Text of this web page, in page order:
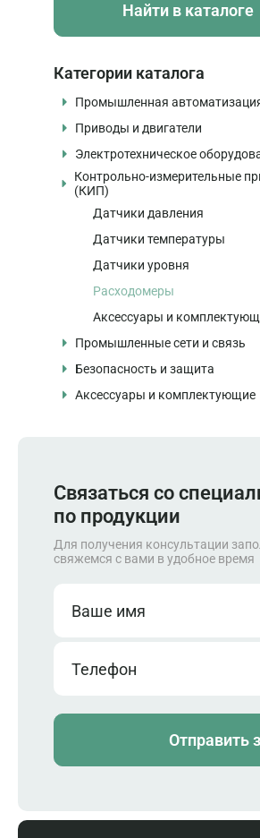
Найти в каталоге
Категории каталога
Промышленная
Программируемые
Контроллеры
Модули ввода/вывода,
модули
Панели оператора
Промышленные компьютеры
Программное обеспечение
Коммуникационные модули
Карты памяти
Блоки питания
Учебные стенды и training
Комплектующие и
Приводы и двигатели
Частотные
Устройства плавного пуска
Электродвигатели
Серводвигатели и
Комплектующие и
Электротехническое
Автоматические
Контакторы и пускатели
Реле и устройства защиты
Источники питания
Шкафы и
Комплектующие и
Контрольно-измерительные
(КИП)
Датчики давления
Датчики температуры
Датчики уровня
Расходомеры
Аксессуары и
Промышленные сети и связь
Промышленные
Маршрутизаторы
Безопасность и защита
Системы безопасности
Аксессуары и комплектующие
Связаться со
по продукции
Для получения консультации
свяжемся с вами в удобное время
Ваше имя
Телефон
Отправить